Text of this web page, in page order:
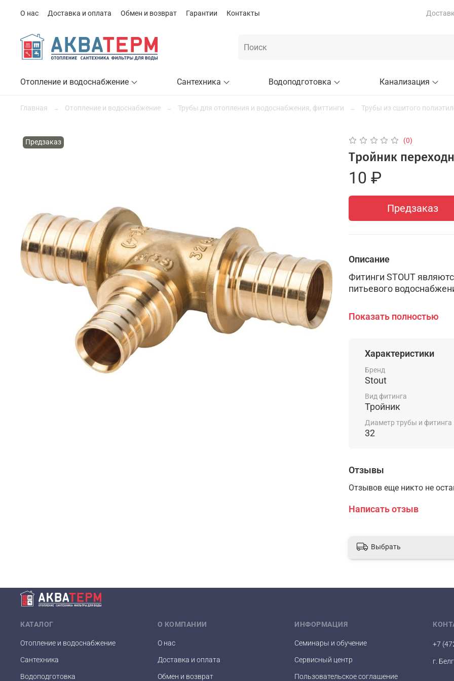
О нас Доставка и оплата Обмен и возврат Гарантии Контакты
Отопление и водоснабжение Сантехника Водоподготовка Канализация
Главная Отопление и водоснабжение Трубы для отопления и водоснабжения, фиттинги Трубы из сшитого
Предзаказ (0)
Тройник
10 ₽
Предзаказ
Описание
Фитинги STOUT
питьевого
EN 12165 (- CW617N -
системы любой
Фитинги STOUT
системы, потому что
Показать полностью
Характеристики
Бренд
Stout
Вид фитинга
Тройник
Диаметр трубы и фитинга
32
Отзывы
Отзывов еще никто не
Написать отзыв
Выбрать
КАТАЛОГ
Отопление и водоснабжение
Сантехника
Водоподготовка
О КОМПАНИИ
О нас
Доставка и оплата
Обмен и возврат
ИНФОРМАЦИЯ
Семинары и обучение
Сервисный центр
Пользовательское соглашение
+7
г.